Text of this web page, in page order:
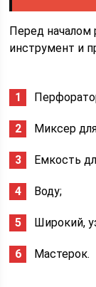
Перед
инструмент и
Миксер
Емкость
Воду;
Широкий,
Мастерок.